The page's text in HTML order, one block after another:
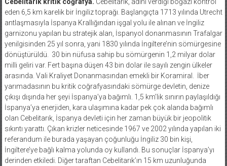
eden 6,5 km karelik bir İngiliz toprağı. Başlangıçta 1713 yılında Utrecht
antlaşmasıyla İspanya Krallığından işgal yolu ile alınan ve İngiliz
garnizonu yapılan bu stratejik alan, İspanyol donanmasının Trafalgar
yenilgisinden 25 yıl sonra, yani 1830 yılında İngiltere’nin sömürgesine
dönüştürüldü.
30 bin nüfusa sahip bu sömürgenin 1,2 milyar dolar
milli geliri var. Fert başına düşen 43 bin dolar ile sayılı zengin ülkeler
arasında. Vali Kraliyet Donanmasından emekli bir Koramiral.
İber
yarımadasının bu kritik coğrafyasındaki sömürge devletin, denize
çıkışı dışında her şeyi İspanya’ya bağımlı. 1,5 km’lik sınırın paylaşıldığı
İspanya’ya enerjiden, kara ulaşımına kadar pek çok alanda bağımlı
olan Cebelitarık, İspanya devleti için her zaman büyük bir jeopolitik
sıkıntı yarattı. Çıkan krizler neticesinde 1967 ve 2002 yılında yapılan iki
referandum ile burada yaşayan çoğunluğu İngiliz 30 bin kişi,
İngiltere’ye bağlı kalma yolunda oy kullandı. Bu sonuçlar İspanya’yı
derinden etkiledi. Diğer taraftan Cebelitarık’ın 15 km uzunluğunda